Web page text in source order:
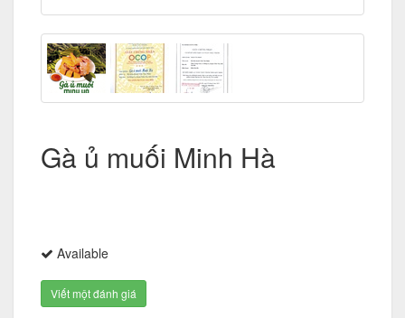
Gà ủ muối Minh Hà
Available
Viết một đánh giá